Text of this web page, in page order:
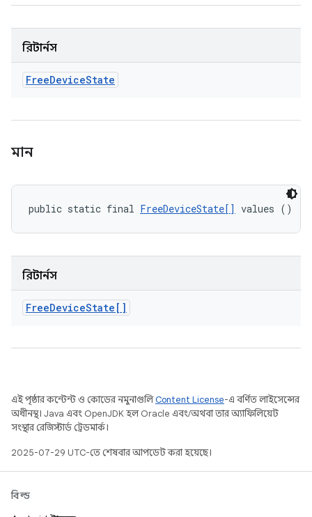
রিটার্নস
FreeDeviceState
মান
public static final FreeDeviceState[] values ()
রিটার্নস
FreeDeviceState[]
এই পৃষ্ঠার কন্টেন্ট ও কোডের নমুনাগুলিContent License-এ বর্ণিত লাইসেন্সের
অধীনস্থ। Java এবং OpenJDK হল Oracle এবং/অথবা তার অ্যাফিলিয়েট
সংস্থার রেজিস্টার্ড ট্রেডমার্ক।
2025-07-29 UTC-তে শেষবার আপডেট করা হয়েছে।
বিল্ড